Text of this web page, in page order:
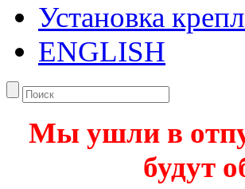
Установка
ENGLISH
Мы ушли в
будут